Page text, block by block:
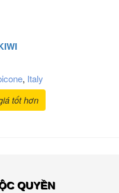
, Italy
tốt hơn
QUYỀN